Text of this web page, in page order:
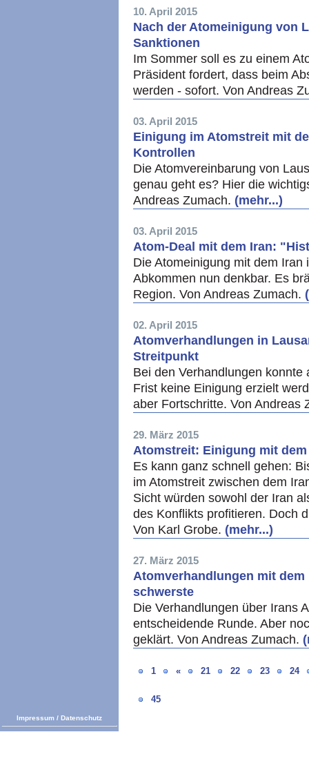
10. April 2015
Nach der Atomeinigung von
Sanktionen
Im Sommer soll es zu einem
Präsident fordert, dass beim
werden - sofort. Von Andreas
03. April 2015
Einigung im Atomstreit mit
Kontrollen
Die Atomvereinbarung von
genau geht es? Hier die
Andreas Zumach. (mehr...)
03. April 2015
Atom-Deal mit dem Iran:
Die Atomeinigung mit dem
Abkommen nun denkbar. Es
Region. Von Andreas Zumach.
02. April 2015
Atomverhandlungen in
Streitpunkt
Bei den Verhandlungen
Frist keine Einigung erzielt
aber Fortschritte. Von Andreas
29. März 2015
Atomstreit: Einigung mit
Es kann ganz schnell gehen:
im Atomstreit zwischen dem
Sicht würden sowohl der Iran
des Konflikts profitieren. Doch
Von Karl Grobe. (mehr...)
27. März 2015
Atomverhandlungen mit
schwerste
Die Verhandlungen über Irans
entscheidende Runde. Aber
geklärt. Von Andreas Zumach.
1 « 21 22 23 24
45
Impressum / Datenschutz